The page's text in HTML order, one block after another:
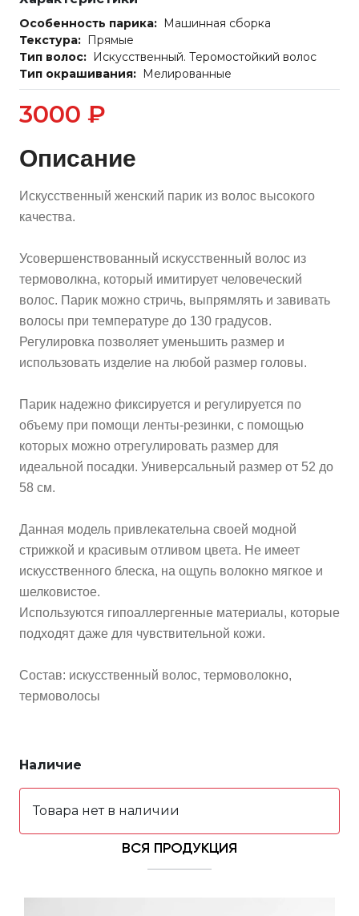
Особенность парика: Машинная сборка
Текстура: Прямые
Тип волос: Искусственный. Теромостойкий волос
Тип окрашивания: Мелированные
3000 ₽
Описание
Искусственный женский парик из волос высокого
качества.
Усовершенствованный искусственный волос из
термоволкна, который имитирует человеческий
волос. Парик можно стричь, выпрямлять и завивать
волосы при температуре до 130 градусов.
Регулировка позволяет уменьшить размер и
использовать изделие на любой размер головы.
Парик надежно фиксируется и регулируется по
объему при помощи ленты-резинки, с помощью
которых можно отрегулировать размер для
идеальной посадки. Универсальный размер от 52 до
58 см.
Данная модель привлекательна своей модной
стрижкой и красивым отливом цвета. Не имеет
искусственного блеска, на ощупь волокно мягкое и
шелковистое.
Используются гипоаллергенные материалы, которые
подходят даже для чувствительной кожи.
Состав: искусственный волос, термоволокно,
термоволосы
Наличие
Товара нет в наличии
ВСЯ ПРОДУКЦИЯ